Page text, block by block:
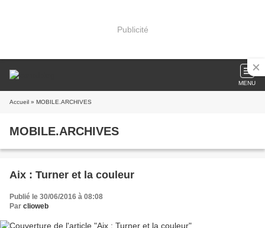
Publicité
MENU
Accueil » MOBILE.ARCHIVES
MOBILE.ARCHIVES
Aix : Turner et la couleur
Publié le 30/06/2016 à 08:08
Par clioweb